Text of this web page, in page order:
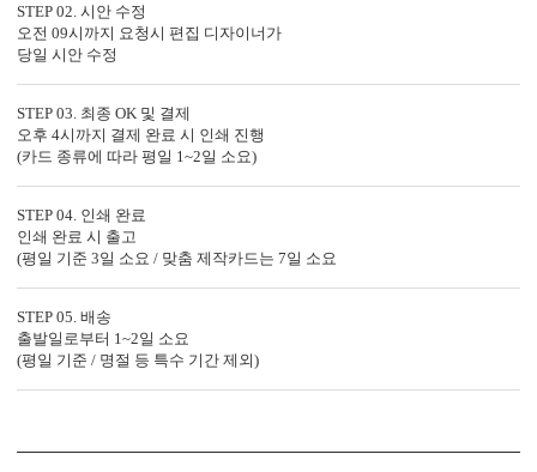
STEP 02. 시안 수정
오전 09시까지 요청시 편집 디자이너가
당일 시안 수정
STEP 03. 최종 OK 및 결제
오후 4시까지 결제 완료 시 인쇄 진행
(카드 종류에 따라 평일 1~2일 소요)
STEP 04. 인쇄 완료
인쇄 완료 시 출고
(평일 기준 3일 소요 / 맞춤 제작카드는 7일 소요
STEP 05. 배송
출발일로부터 1~2일 소요
(평일 기준 / 명절 등 특수 기간 제외)